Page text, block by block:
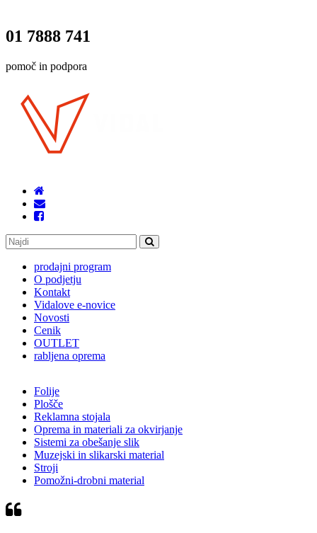
01 7888 741
pomoč in podpora
prodajni program
O podjetju
Kontakt
Vidalove e-novice
Novosti
Cenik
OUTLET
rabljena oprema
Folije
Plošče
Reklamna stojala
Oprema in materiali za okvirjanje
Sistemi za obešanje slik
Muzejski in slikarski material
Stroji
Pomožni-drobni material